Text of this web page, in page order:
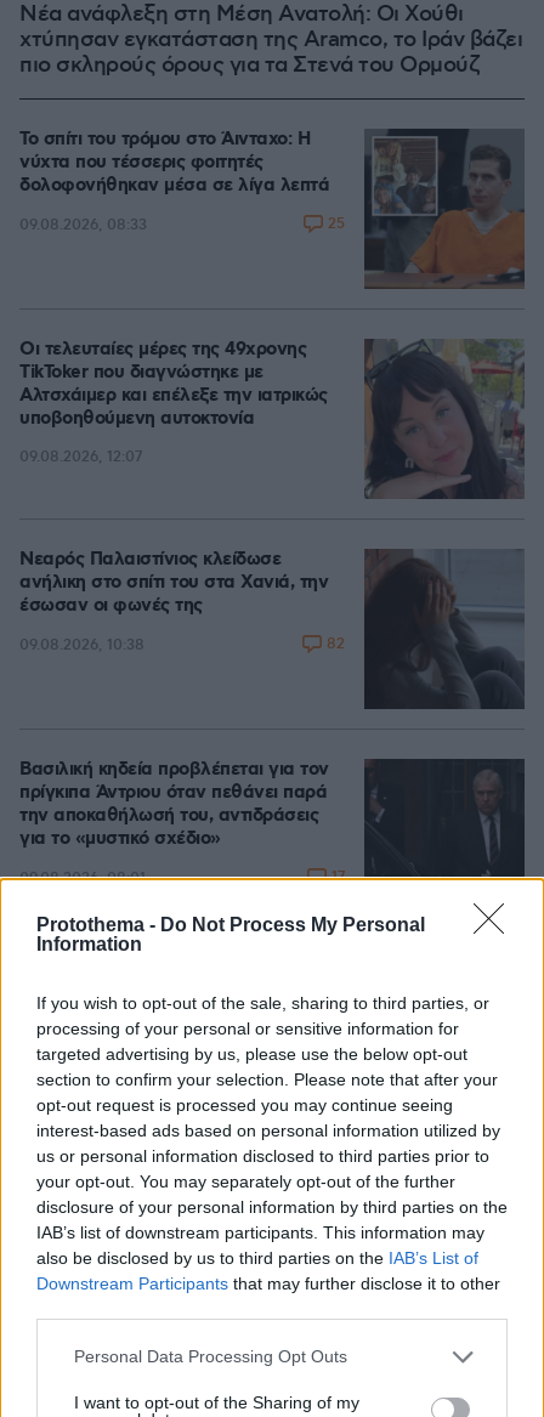
Protothema - Do Not Process My Personal
Information
If you wish to opt-out of the sale, sharing to third parties, or
processing of your personal or sensitive information for
targeted advertising by us, please use the below opt-out
section to confirm your selection. Please note that after your
opt-out request is processed you may continue seeing
interest-based ads based on personal information utilized by
us or personal information disclosed to third parties prior to
your opt-out. You may separately opt-out of the further
disclosure of your personal information by third parties on the
IAB’s list of downstream participants. This information may
also be disclosed by us to third parties on the IAB’s List of
Downstream Participants that may further disclose it to other
Please note that this website/app uses one or more Google
not limited to your visit or usage behaviour. You may click to
Personal Data Processing Opt Outs
I want to opt-out of the Sharing of my
Νέα ανάφλεξη στη Μέση Ανατολή: Οι Χούθι
χτύπησαν εγκατάσταση της Aramco, το Ιράν βάζει
πιο σκληρούς όρους για τα Στενά του Ορμούζ
Το σπίτι του τρόμου στο Άινταχο: Η
νύχτα που τέσσερις φοιτητές
δολοφονήθηκαν μέσα σε λίγα λεπτά
09.08.2026, 08:33 25
Οι τελευταίες μέρες της 49χρονης
TikToker που διαγνώστηκε με
Αλτσχάιμερ και επέλεξε την ιατρικώς
υποβοηθούμενη αυτοκτονία
09.08.2026, 12:07
Νεαρός Παλαιστίνιος κλείδωσε
ανήλικη στο σπίτι του στα Χανιά, την
έσωσαν οι φωνές της
09.08.2026, 10:38 82
Βασιλική κηδεία προβλέπεται για τον
πρίγκιπα Άντριου όταν πεθάνει παρά
την αποκαθήλωσή του, αντιδράσεις
για το «μυστικό σχέδιο»
09.08.2026, 08:01 17
της στη Βουλιαγμένη, δείτε
φωτογραφίες
09.08.2026, 09:44 8
Άλογα χορεύουν πάνω σε σπασμένα
μπουκάλια στη Λέσβο - A Promise to
Animals: «Όταν η κριτική σε ένα έθιμο
θεωρείται επίθεση σε έναν τόπο»